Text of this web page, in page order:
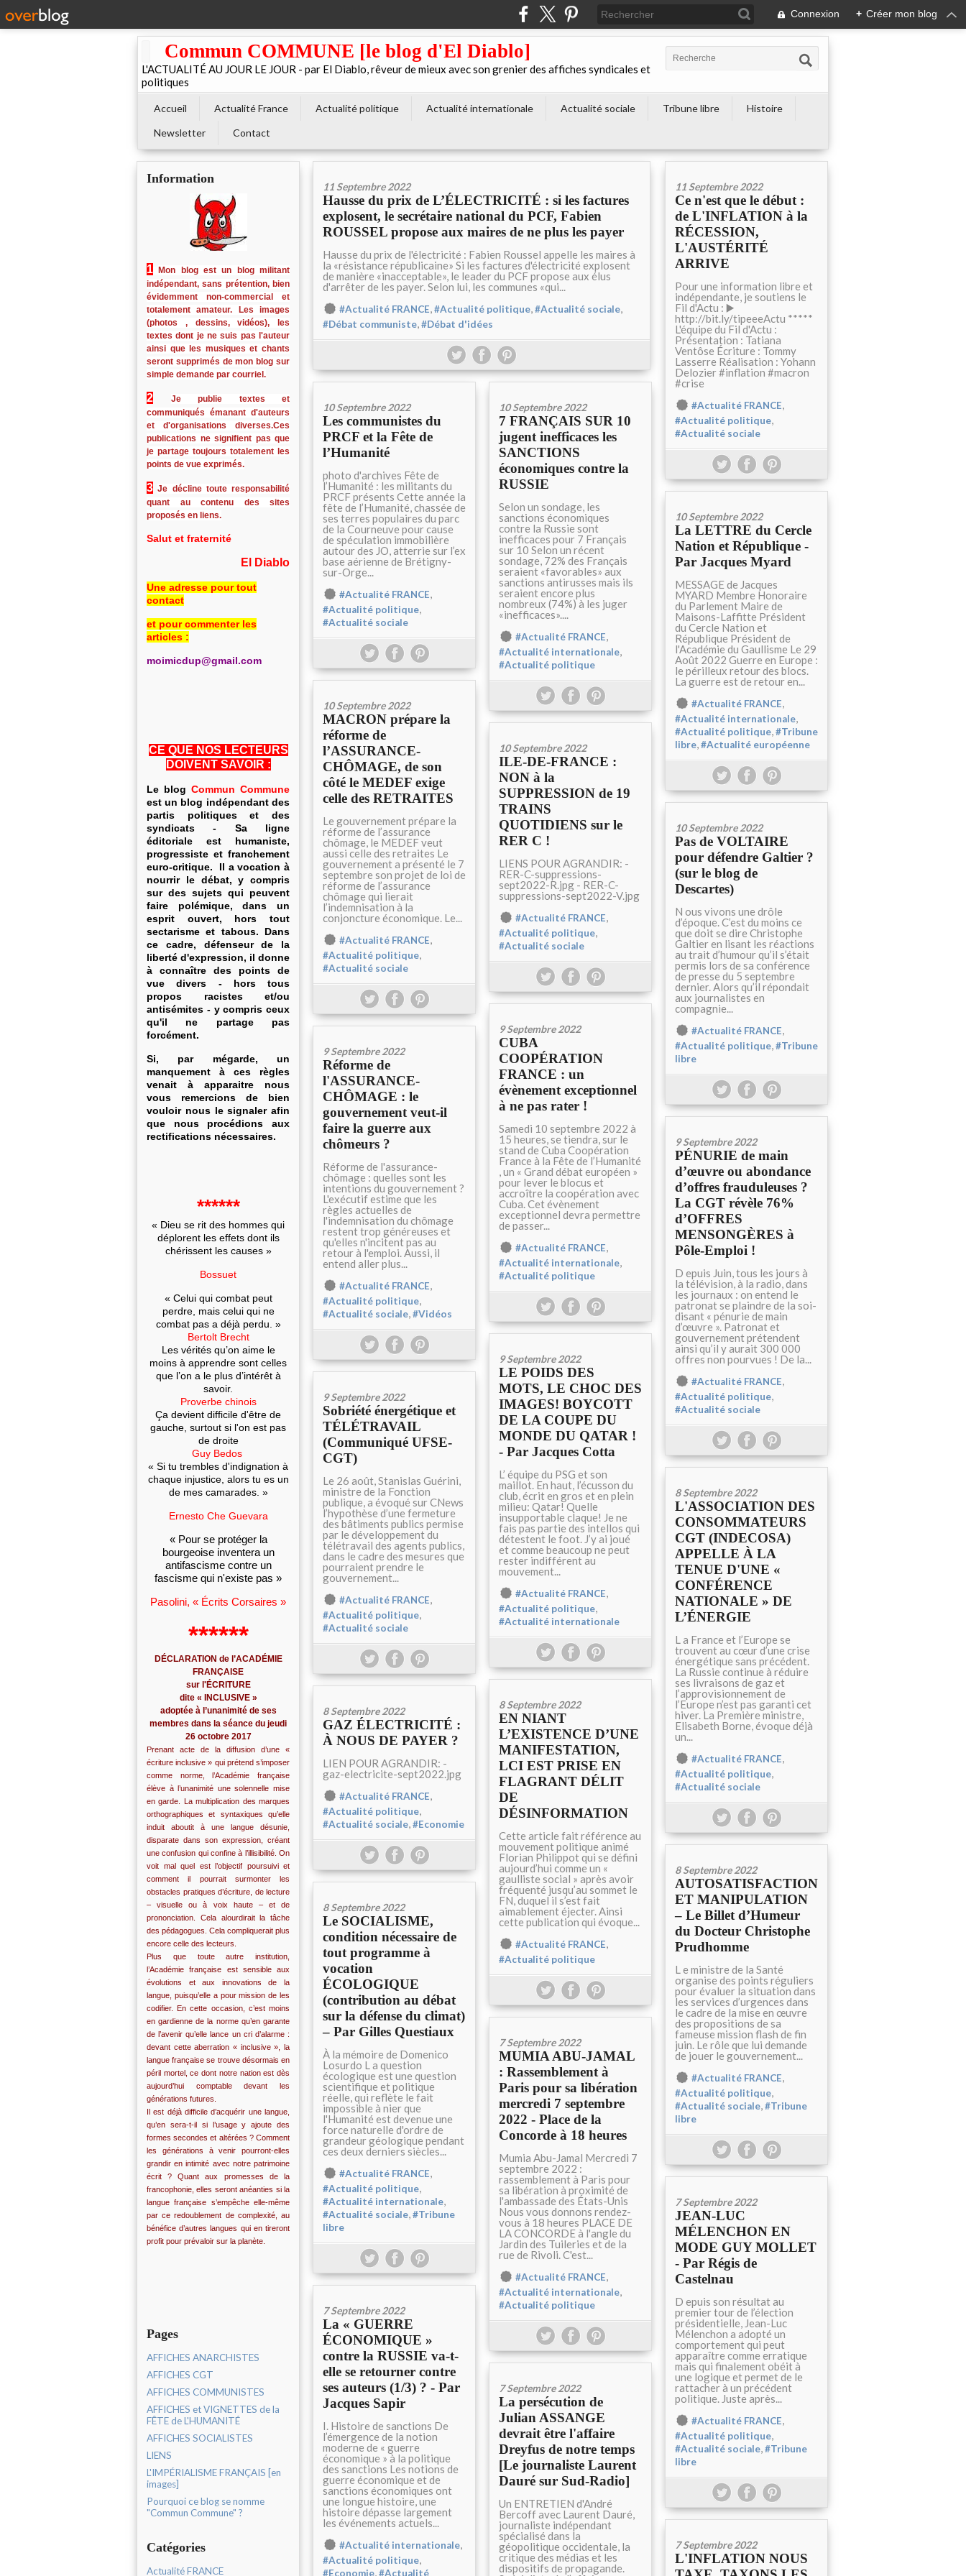
Connexion + Créer mon blog
Commun COMMUNE [le blog d'El Diablo]
L'ACTUALITÉ AU JOUR LE JOUR - par El Diablo, rêveur de mieux avec son grenier des affiches syndicales et
politiques
Accueil Actualité France Actualité politique Actualité internationale Actualité sociale Tribune libre
Histoire
Newsletter
Contact
Information
1
Mon blog est un blog militant
indépendant, sans prétention, bien
évidemment non-commercial et
totalement amateur. Les images
(photos , dessins, vidéos), les
textes dont je ne suis pas l'auteur
ainsi que les musiques et chants
seront supprimés de mon blog sur
simple demande par courriel.
2
Je publie textes et
communiqués émanant d'auteurs
et d'organisations diverses.Ces
publications ne signifient pas que
je partage toujours totalement les
points de vue exprimés.
3 Je décline toute responsabilité
quant au contenu des sites
proposés en liens.
Salut et fraternité
El Diablo
Une adresse pour tout
contact
et pour commenter les
articles :
moimicdup@gmail.com
CE QUE NOS LECTEURS
DOIVENT SAVOIR :
Le blog Commun Commune
est un blog indépendant des
partis politiques et des
syndicats - Sa ligne
éditoriale est humaniste,
progressiste et franchement
euro-critique. Il a vocation à
nourrir le débat, y compris
sur des sujets qui peuvent
faire polémique, dans un
esprit ouvert, hors tout
sectarisme et tabous. Dans
ce cadre, défenseur de la
liberté d'expression, il donne
à connaître des points de
vue divers - hors tous
propos racistes et/ou
antisémites - y compris ceux
qu'il ne partage pas
forcément.
Si, par mégarde, un
manquement à ces règles
venait à apparaitre nous
vous remercions de bien
vouloir nous le signaler afin
que nous procédions aux
rectifications nécessaires.
******
« Dieu se rit des hommes qui
déplorent les effets dont ils
chérissent les causes »
Bossuet
« Celui qui combat peut
perdre, mais celui qui ne
combat pas a déjà perdu. »
Bertolt Brecht
Les vérités qu’on aime le
moins à apprendre sont celles
que l’on a le plus d’intérêt à
savoir.
Proverbe chinois
Ça devient difficile d'être de
gauche, surtout si l'on est pas
de droite
Guy Bedos
« Si tu trembles d'indignation à
chaque injustice, alors tu es un
de mes camarades. »
Ernesto Che Guevara
« Pour se protéger la
bourgeoise inventera un
antifascisme contre un
fascisme qui n'existe pas »
Pasolini, « Écrits Corsaires »
******
DÉCLARATION de l’ACADÉMIE
FRANÇAISE
sur l'ÉCRITURE
dite « INCLUSIVE »
adoptée à l’unanimité de ses
membres dans la séance du jeudi
26 octobre 2017
Prenant acte de la diffusion d’une «
écriture inclusive » qui prétend s’imposer
comme norme, l’Académie française
élève à l’unanimité une solennelle mise
en garde. La multiplication des marques
orthographiques et syntaxiques qu’elle
induit aboutit à une langue désunie,
disparate dans son expression, créant
une confusion qui confine à l’illisibilité. On
voit mal quel est l’objectif poursuivi et
comment il pourrait surmonter les
obstacles pratiques d’écriture, de lecture
– visuelle ou à voix haute – et de
prononciation. Cela alourdirait la tâche
des pédagogues. Cela compliquerait plus
encore celle des lecteurs.
Plus que toute autre institution,
l’Académie française est sensible aux
évolutions et aux innovations de la
langue, puisqu’elle a pour mission de les
codifier. En cette occasion, c’est moins
en gardienne de la norme qu’en garante
de l’avenir qu’elle lance un cri d’alarme :
devant cette aberration « inclusive », la
langue française se trouve désormais en
péril mortel, ce dont notre nation est dès
aujourd’hui comptable devant les
générations futures.
Il est déjà difficile d’acquérir une langue,
qu’en sera-t-il si l’usage y ajoute des
formes secondes et altérées ? Comment
les générations à venir pourront-elles
grandir en intimité avec notre patrimoine
écrit ? Quant aux promesses de la
francophonie, elles seront anéanties si la
langue française s’empêche elle-même
par ce redoublement de complexité, au
bénéfice d’autres langues qui en tireront
profit pour prévaloir sur la planète.
Pages
AFFICHES ANARCHISTES
AFFICHES CGT
AFFICHES COMMUNISTES
AFFICHES et VIGNETTES de la
FÊTE de L'HUMANITÉ
AFFICHES SOCIALISTES
LIENS
L'IMPÉRIALISME FRANÇAIS [en
images]
Pourquoi ce blog se nomme
"Commun Commune" ?
Catégories
Actualité FRANCE
11 Septembre 2022
Hausse du prix de L’ÉLECTRICITÉ : si les factures
explosent, le secrétaire national du PCF, Fabien
ROUSSEL propose aux maires de ne plus les payer
Hausse du prix de l'électricité : Fabien Roussel appelle les maires à
la «résistance républicaine» Si les factures d'électricité explosent
de manière «inacceptable», le leader du PCF propose aux élus
d'arrêter de les payer. Selon lui, les communes «qui...
#Actualité FRANCE,#Actualité politique,#Actualité sociale,
#Débat communiste,#Débat d'idées
11 Septembre 2022
Ce n'est que le début :
de L'INFLATION à la
RÉCESSION,
L'AUSTÉRITÉ
ARRIVE
Pour une information libre et
indépendante, je soutiens le
Fil d'Actu : ▶️
http://bit.ly/tipeeeActu *****
L'équipe du Fil d'Actu :
Présentation : Tatiana
Ventôse Écriture : Tommy
Lasserre Réalisation : Yohann
Delozier #inflation #macron
#crise
#Actualité FRANCE,
#Actualité politique,
#Actualité sociale
10 Septembre 2022
Les communistes du
PRCF et la Fête de
l’Humanité
photo d'archives Fête de
l’Humanité : les militants du
PRCF présents Cette année la
fête de l’Humanité, chassée de
ses terres populaires du parc
de la Courneuve pour cause
de spéculation immobilière
autour des JO, atterrie sur l’ex
base aérienne de Brétigny-
sur-Orge...
#Actualité FRANCE,
#Actualité politique,
#Actualité sociale
10 Septembre 2022
7 FRANÇAIS SUR 10
jugent inefficaces les
SANCTIONS
économiques contre la
RUSSIE
Selon un sondage, les
sanctions économiques
contre la Russie sont
inefficaces pour 7 Français
sur 10 Selon un récent
sondage, 72% des Français
seraient «favorables» aux
sanctions antirusses mais ils
seraient encore plus
nombreux (74%) à les juger
«inefficaces»....
#Actualité FRANCE,
#Actualité internationale,
#Actualité politique
10 Septembre 2022
La LETTRE du Cercle
Nation et République -
Par Jacques Myard
MESSAGE de Jacques
MYARD Membre Honoraire
du Parlement Maire de
Maisons-Laffitte Président
du Cercle Nation et
République Président de
l'Académie du Gaullisme Le 29
Août 2022 Guerre en Europe :
le périlleux retour des blocs.
La guerre est de retour en...
#Actualité FRANCE,
#Actualité internationale,
#Actualité politique,#Tribune
libre,#Actualité européenne
10 Septembre 2022
MACRON prépare la
réforme de
l’ASSURANCE-
CHÔMAGE, de son
côté le MEDEF exige
celle des RETRAITES
Le gouvernement prépare la
réforme de l’assurance
chômage, le MEDEF veut
aussi celle des retraites Le
gouvernement a présenté le 7
septembre son projet de loi de
réforme de l’assurance
chômage qui lierait
l’indemnisation à la
conjoncture économique. Le...
#Actualité FRANCE,
#Actualité politique,
#Actualité sociale
10 Septembre 2022
ILE-DE-FRANCE :
NON à la
SUPPRESSION de 19
TRAINS
QUOTIDIENS sur le
RER C !
LIENS POUR AGRANDIR: -
RER-C-suppressions-
sept2022-R.jpg - RER-C-
suppressions-sept2022-V.jpg
#Actualité FRANCE,
#Actualité politique,
#Actualité sociale
10 Septembre 2022
Pas de VOLTAIRE
pour défendre Galtier ?
(sur le blog de
Descartes)
N ous vivons une drôle
d’époque. C’est du moins ce
que doit se dire Christophe
Galtier en lisant les réactions
au trait d’humour qu’il s’était
permis lors de sa conférence
de presse du 5 septembre
dernier. Alors qu’il répondait
aux journalistes en
compagnie...
#Actualité FRANCE,
#Actualité politique,#Tribune
libre
9 Septembre 2022
CUBA
COOPÉRATION
FRANCE : un
évènement exceptionnel
à ne pas rater !
Samedi 10 septembre 2022 à
15 heures, se tiendra, sur le
stand de Cuba Coopération
France à la Fête de l’Humanité
, un « Grand débat européen »
pour lever le blocus et
accroître la coopération avec
Cuba. Cet évènement
exceptionnel devra permettre
de passer...
#Actualité FRANCE,
#Actualité internationale,
#Actualité politique
9 Septembre 2022
Réforme de
l'ASSURANCE-
CHÔMAGE : le
gouvernement veut-il
faire la guerre aux
chômeurs ?
Réforme de l'assurance-
chômage : quelles sont les
intentions du gouvernement ?
L'exécutif estime que les
règles actuelles de
l'indemnisation du chômage
restent trop généreuses et
qu'elles n'incitent pas au
retour à l'emploi. Aussi, il
entend aller plus...
#Actualité FRANCE,
#Actualité politique,
#Actualité sociale,#Vidéos
9 Septembre 2022
PÉNURIE de main
d’œuvre ou abondance
d’offres frauduleuses ?
La CGT révèle 76%
d’OFFRES
MENSONGÈRES à
Pôle-Emploi !
D epuis Juin, tous les jours à
la télévision, à la radio, dans
les journaux : on entend le
patronat se plaindre de la soi-
disant « pénurie de main
d’œuvre ». Patronat et
gouvernement prétendent
ainsi qu’il y aurait 300 000
offres non pourvues ! De la...
#Actualité FRANCE,
#Actualité politique,
#Actualité sociale
9 Septembre 2022
LE POIDS DES
MOTS, LE CHOC DES
IMAGES! BOYCOTT
DE LA COUPE DU
MONDE DU QATAR !
- Par Jacques Cotta
L’ équipe du PSG et son
maillot. En haut, l’écusson du
club, écrit en gros et en plein
milieu: Qatar! Quelle
insupportable claque! Je ne
fais pas partie des intellos qui
détestent le foot. J’y ai joué
et comme beaucoup ne peut
rester indifférent au
mouvement...
#Actualité FRANCE,
#Actualité politique,
#Actualité internationale
9 Septembre 2022
Sobriété énergétique et
TÉLÉTRAVAIL
(Communiqué UFSE-
CGT)
Le 26 août, Stanislas Guérini,
ministre de la Fonction
publique, a évoqué sur CNews
l’hypothèse d’une fermeture
des bâtiments publics permise
par le développement du
télétravail des agents publics,
dans le cadre des mesures que
pourraient prendre le
gouvernement...
#Actualité FRANCE,
#Actualité politique,
#Actualité sociale
8 Septembre 2022
L'ASSOCIATION DES
CONSOMMATEURS
CGT (INDECOSA)
APPELLE À LA
TENUE D'UNE «
CONFÉRENCE
NATIONALE » DE
L’ÉNERGIE
L a France et l’Europe se
trouvent au cœur d’une crise
énergétique sans précédent.
La Russie continue à réduire
ses livraisons de gaz et
l’approvisionnement de
l’Europe n’est pas garanti cet
hiver. La Première ministre,
Elisabeth Borne, évoque déjà
un...
#Actualité FRANCE,
#Actualité politique,
#Actualité sociale
8 Septembre 2022
EN NIANT
L’EXISTENCE D’UNE
MANIFESTATION,
LCI EST PRISE EN
FLAGRANT DÉLIT
DE
DÉSINFORMATION
Cette article fait référence au
mouvement politique animé
Florian Philippot qui se défini
aujourd’hui comme un «
gaulliste social » après avoir
fréquenté jusqu’au sommet le
FN, duquel il s’est fait
aimablement éjecter. Ainsi
cette publication qui évoque...
#Actualité FRANCE,
#Actualité politique
8 Septembre 2022
GAZ ÉLECTRICITÉ :
À NOUS DE PAYER ?
LIEN POUR AGRANDIR: -
gaz-electricite-sept2022.jpg
#Actualité FRANCE,
#Actualité politique,
#Actualité sociale,#Economie
8 Septembre 2022
AUTOSATISFACTION
ET MANIPULATION
– Le Billet d’Humeur
du Docteur Christophe
Prudhomme
L e ministre de la Santé
organise des points réguliers
pour évaluer la situation dans
les services d’urgences dans
le cadre de la mise en œuvre
des propositions de sa
fameuse mission flash de fin
juin. Le rôle que lui demande
de jouer le gouvernement...
#Actualité FRANCE,
#Actualité politique,
#Actualité sociale,#Tribune
libre
8 Septembre 2022
Le SOCIALISME,
condition nécessaire de
tout programme à
vocation
ÉCOLOGIQUE
(contribution au débat
sur la défense du climat)
– Par Gilles Questiaux
À la mémoire de Domenico
Losurdo L a question
écologique est une question
scientifique et politique
réelle, qui reflète le fait
impossible à nier que
l'Humanité est devenue une
force naturelle d'ordre de
grandeur géologique pendant
ces deux derniers siècles...
#Actualité FRANCE,
#Actualité politique,
#Actualité internationale,
#Actualité sociale,#Tribune
libre
7 Septembre 2022
MUMIA ABU-JAMAL
: Rassemblement à
Paris pour sa libération
mercredi 7 septembre
2022 - Place de la
Concorde à 18 heures
Mumia Abu-Jamal Mercredi 7
septembre 2022 :
rassemblement à Paris pour
sa libération à proximité de
l'ambassade des États-Unis
Nous vous donnons rendez-
vous à 18 heures PLACE DE
LA CONCORDE à l'angle du
Jardin des Tuileries et de la
rue de Rivoli. C'est...
#Actualité FRANCE,
#Actualité internationale,
#Actualité politique
7 Septembre 2022
JEAN-LUC
MÉLENCHON EN
MODE GUY MOLLET
- Par Régis de
Castelnau
D epuis son résultat au
premier tour de l’élection
présidentielle, Jean-Luc
Mélenchon a adopté un
comportement qui peut
apparaître comme erratique
mais qui finalement obéit à
une logique et permet de le
rattacher à un précédent
politique. Juste après...
#Actualité FRANCE,
#Actualité politique,
#Actualité sociale,#Tribune
libre
7 Septembre 2022
La « GUERRE
ÉCONOMIQUE »
contre la RUSSIE va-t-
elle se retourner contre
ses auteurs (1/3) ? - Par
Jacques Sapir
I. Histoire de sanctions De
l’émergence de la notion
moderne de « guerre
économique » à la politique
des sanctions Les notions de
guerre économique et de
sanctions économiques ont
une longue histoire, une
histoire dépasse largement
les événements actuels...
#Actualité internationale,
#Actualité politique,
#Economie,#Actualité
7 Septembre 2022
La persécution de
Julian ASSANGE
devrait être l'affaire
Dreyfus de notre temps
[Le journaliste Laurent
Dauré sur Sud-Radio]
Un ENTRETIEN d'André
Bercoff avec Laurent Dauré,
journaliste indépendant
spécialisé dans la
géopolitique occidentale, la
critique des médias et les
dispositifs de propagande.
7 Septembre 2022
L'INFLATION NOUS